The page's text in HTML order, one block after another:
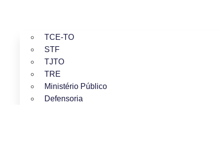
TCE-TO
STF
TJTO
TRE
Ministério Público
Defensoria